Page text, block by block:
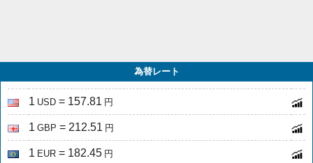
為替レート
1 USD = 157.81 円
1 GBP = 212.51 円
1 EUR = 182.45 円